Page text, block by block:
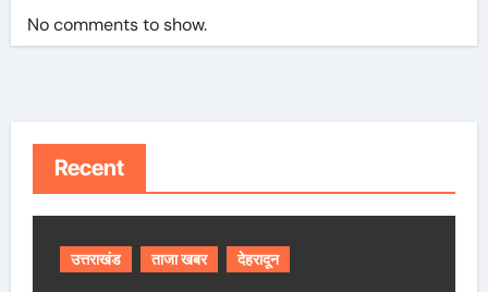
No comments to show.
Recent
उत्तराखंड ताजा खबर देहरादून